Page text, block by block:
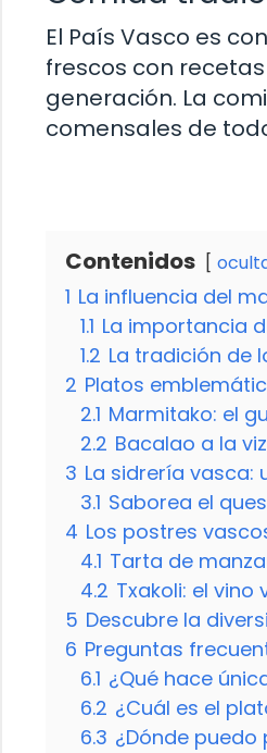
El País Vasco es
frescos con
generación. La
comensales de
Contenidos
1 La influencia del
1.1 La importancia
1.2 La tradición de
2 Platos
2.1 Marmitako: el
2.2 Bacalao a la
3 La sidrería vasca:
3.1 Saborea el
4 Los postres
4.1 Tarta de
4.2 Txakoli: el
5 Descubre la
6 Preguntas
6.1 ¿Qué hace
6.2 ¿Cuál es el
6.3 ¿Dónde